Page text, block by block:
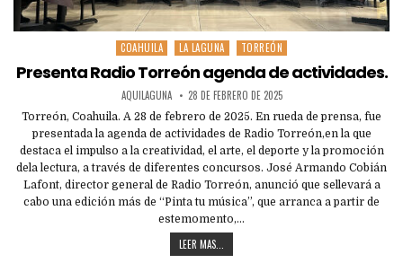
Posted
in
COAHUILA LA LAGUNA TORREÓN
Presenta Radio Torreón agenda de actividades.
AQUILAGUNA 28 DE FEBRERO DE 2025
Torreón, Coahuila. A 28 de febrero de 2025. En rueda de prensa, fue
presentada la agenda de actividades de Radio Torreón,en la que
destaca el impulso a la creatividad, el arte, el deporte y la promoción
dela lectura, a través de diferentes concursos. José Armando Cobián
Lafont, director general de Radio Torreón, anunció que sellevará a
cabo una edición más de “Pinta tu música”, que arranca a partir de
estemomento,…
LEER MAS...